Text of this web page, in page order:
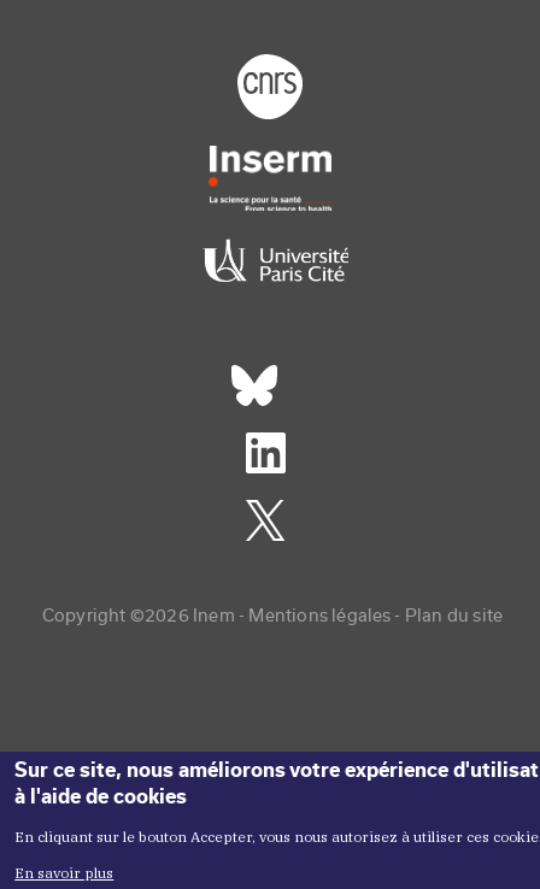
Footer logo tutelles
Réseaux sociaux footer
Copyright ©2026 Inem - Copyright menu
Mentions légales Plan du site
Sur ce site, nous améliorons votre expérience
à l'aide de cookies
En cliquant sur le bouton Accepter, vous nous autorisez à utiliser ces
En savoir plus